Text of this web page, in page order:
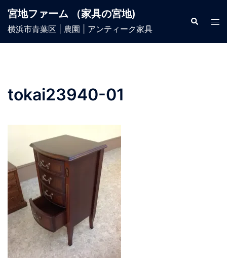
宮地ファーム （家具の宮地)
横浜市青葉区 | 農園 | アンティーク家具
tokai23940-01